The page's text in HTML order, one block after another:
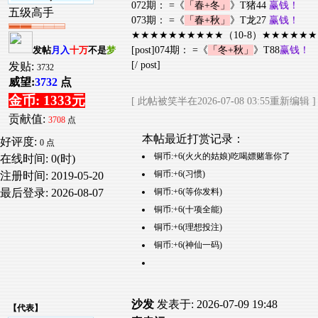
五级高手
发帖月入十万不是梦
发贴: 3732
威望:3732 点
金币: 1333元
贡献值: 3708 点
好评度: 0 点
在线时间: 0(时)
注册时间: 2019-05-20
最后登录: 2026-08-07
072期： =《 「春+冬」 》T猪44 赢钱！
073期： =《 「春+秋」 》T龙27 赢钱！
★★★★★★★★★★（10-8）
[post]074期： =《 「冬+秋」 》T88赢钱！
[/ post]
[ 此帖被笑半在2026-07-08 03:55重新编辑 ]
本帖最近打赏记录：
铜币:+6(火火的姑娘)吃喝嫖赌靠你了
铜币:+6(习惯)
铜币:+6(等你发料)
铜币:+6(十项全能)
铜币:+6(理想投注)
铜币:+6(神仙一码)
【代表】 沙发 发表于: 2026-07-09 19:48